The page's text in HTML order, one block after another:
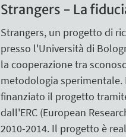
Strangers - La
Strangers, un progetto di
presso l'Università di
la cooperazione tra
metodologia sperimentale.
finanziato il progetto
dall'ERC (European
2010-2014. Il progetto è